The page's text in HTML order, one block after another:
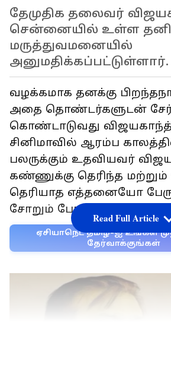
தேமுதிக தலைவர்
சென்னையில் உள்ள
மருத்துவமனையில்
அனுமதிக்கப்பட்டுள்ளார்.
வழக்கமாக தனக்கு
அதை தொண்டர்களுடன்
கொண்டாடுவது
சினிமாவில் ஆரம்ப
பலருக்கும் உதவியவர்
கண்ணுக்கு தெரிந்த
தெரியாத எத்தனையோ
சோறும் போட்டவர்
ஏசியாநெட் தமிழ்-ஐ உங்கள்
தேர்வாக்குங்கள்
Read Full Article